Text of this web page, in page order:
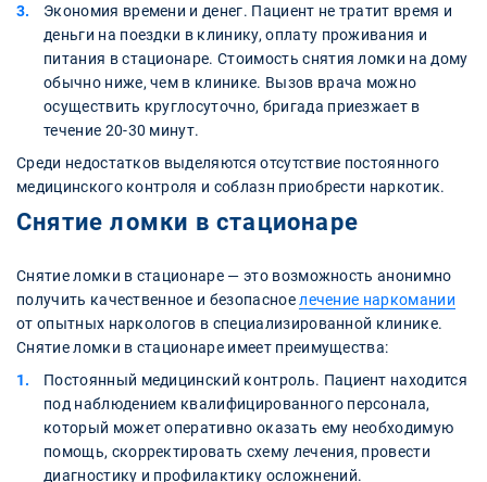
Экономия времени и денег. Пациент не тратит время и
деньги на поездки в клинику, оплату проживания и
питания в стационаре. Стоимость снятия ломки на дому
обычно ниже, чем в клинике. Вызов врача можно
осуществить круглосуточно, бригада приезжает в
течение 20-30 минут.
Среди недостатков выделяются отсутствие постоянного
медицинского контроля и соблазн приобрести наркотик.
Снятие ломки в стационаре
Снятие ломки в стационаре — это возможность анонимно
получить качественное и безопасноелечение наркомании
от опытных наркологов в специализированной клинике.
Снятие ломки в стационаре имеет преимущества:
Постоянный медицинский контроль. Пациент находится
под наблюдением квалифицированного персонала,
который может оперативно оказать ему необходимую
помощь, скорректировать схему лечения, провести
диагностику и профилактику осложнений.